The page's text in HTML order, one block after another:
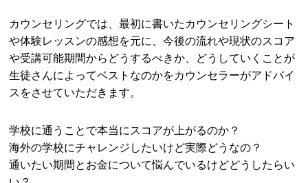
カウンセリングでは、最初に書いたカウンセリングシート
や体験レッスンの感想を元に、今後の流れや現状のスコア
や受講可能期間からどうするべきか、どうしていくことが
生徒さんによってベストなのかをカウンセラーがアドバイ
スをさせていただきます。
学校に通うことで本当にスコアが上がるのか？
海外の学校にチャレンジしたいけど実際どうなの？
通いたい期間とお金について悩んでいるけどどうしたらい